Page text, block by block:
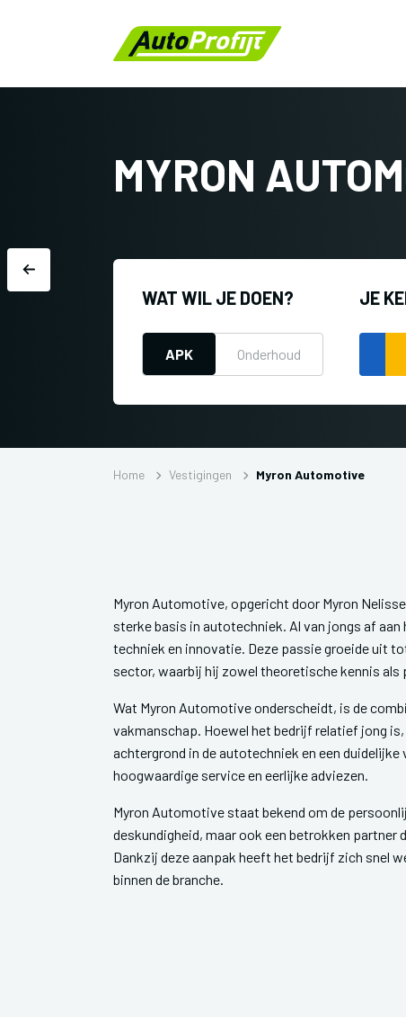
MYRON
WAT WIL JE DOEN?
APK Onderhoud
JE
Home Vestigingen Myron Automotive
Myron Automotive, opgericht door Myron
sterke basis in autotechniek. Al van jongs af aan
techniek en innovatie. Deze passie groeide uit
sector, waarbij hij zowel theoretische kennis
Wat Myron Automotive onderscheidt, is de
vakmanschap. Hoewel het bedrijf relatief jong
achtergrond in de autotechniek en een
hoogwaardige service en eerlijke adviezen.
Myron Automotive staat bekend om de
deskundigheid, maar ook een betrokken
Dankzij deze aanpak heeft het bedrijf zich snel
binnen de branche.